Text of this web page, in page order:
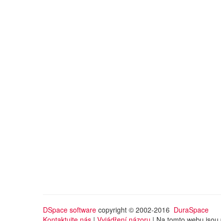
DSpace software copyright © 2002-2016 DuraSpace